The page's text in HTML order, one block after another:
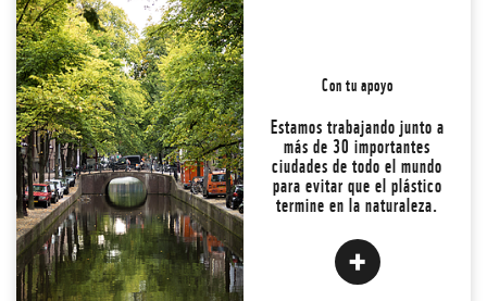
Con tu apoyo
Estamos trabajando junto a
más de 30 importantes
ciudades de todo el mundo
para evitar que el plástico
termine en la naturaleza.
Muchas áreas urbanas,
responsables de
aproximadamente el 60%
de toda la contaminación
plástica en los océanos,
aún no han tomado
medidas.
¡Juntos podemos cambiarlo!
LEER MÁS